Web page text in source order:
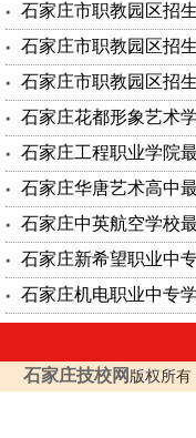
石家庄市职教园区招
石家庄市职教园区招
石家庄市职教园区招
石家庄花都形象艺术
石家庄工程职业学院
石家庄华唐艺术高中
石家庄中英航空学校
石家庄新希望职业中
石家庄机电职业中专
石家庄技校网 版权所